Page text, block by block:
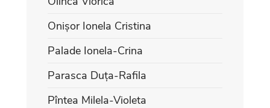
Onișor Ionela Cristina
Palade Ionela-Crina
Parasca Duța-Rafila
Pîntea Milela-Violeta